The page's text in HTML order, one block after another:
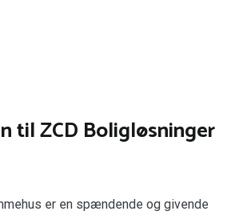
til ZCD Boligløsninger
er en spændende og givende